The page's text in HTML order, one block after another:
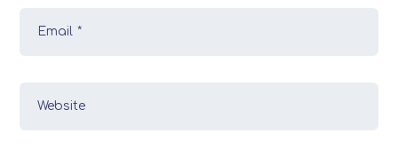
Email *
Website